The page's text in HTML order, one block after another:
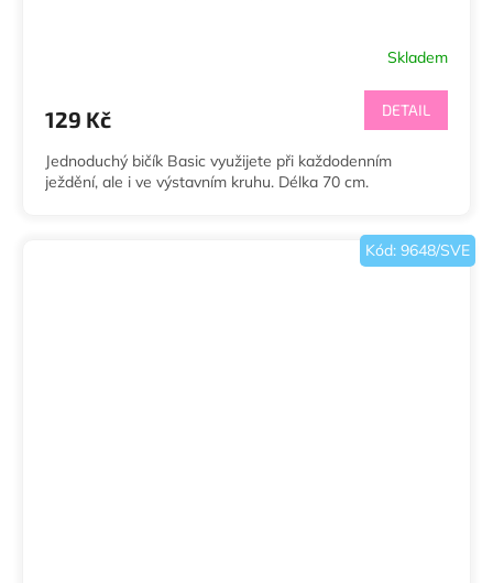
Skladem
129 Kč DETAIL
Jednoduchý bičík Basic využijete při každodenním
ježdění, ale i ve výstavním kruhu. Délka 70 cm.
Kód: 9648/SVE